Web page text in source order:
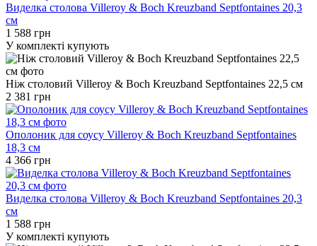
Виделка столова Villeroy & Boch Kreuzband Septfontaines 20,3
см
1 588 грн
У комплекті купують
Ніж столовий Villeroy & Boch Kreuzband Septfontaines 22,5 см
2 381 грн
Ополоник для соусу Villeroy & Boch Kreuzband Septfontaines
18,3 см
4 366 грн
Виделка столова Villeroy & Boch Kreuzband Septfontaines 20,3
см
1 588 грн
У комплекті купують